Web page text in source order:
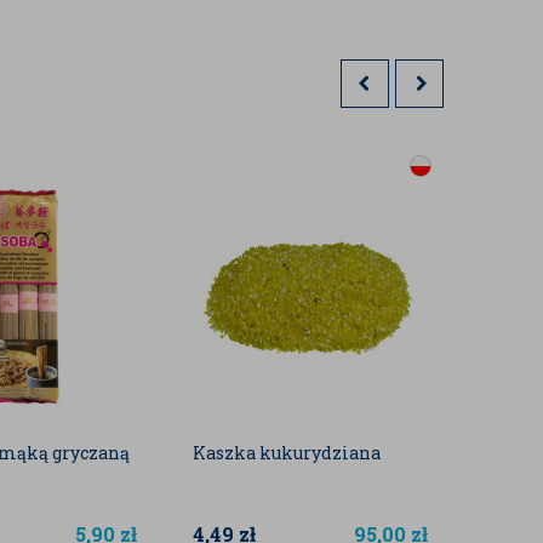
gryczaną
5,90 zł
Kaszka kukurydziana
4,49 zł 95,00 zł